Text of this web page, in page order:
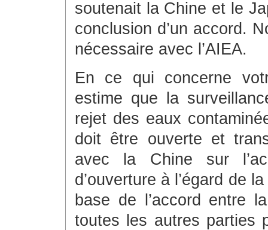
soutenait la Chine et le
conclusion d’un accord.
nécessaire avec l’AIEA.
En ce qui concerne
estime que la
rejet des eaux
doit être ouverte et
avec la Chine sur
d’ouverture à l’égard de
base de l’accord entre
toutes les autres parties